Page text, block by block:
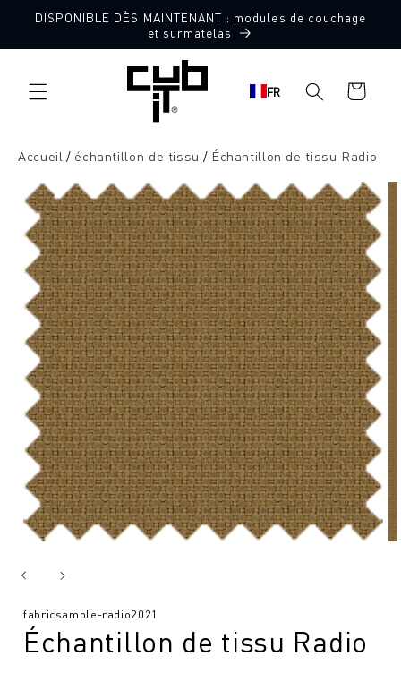
directement
DISPONIBLE DÈS MAINTENANT : modules de couchage
et surmatelas
FR
Panier
d'achat
Accueil échantillon de tissu Échantillon de tissu Radio
l'information
sur le
produit
10 échantillons de tissu gratuits
SKU
fabricsample-radio2021
Échantillon de tissu Radio